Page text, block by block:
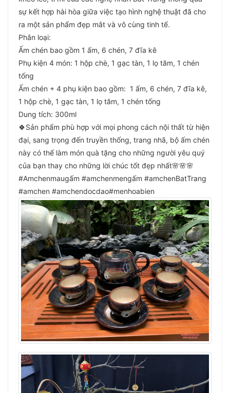
sự kết hợp hài hòa giữa việc tạo hình nghệ thuật đã cho
ra một sản phẩm đẹp mắt và vô cùng tinh tế.
Phân loại:
Ấm chén bao gồm 1 ấm, 6 chén, 7 đĩa kê
Phụ kiện 4 món: 1 hộp chè, 1 gạc tàn, 1 lọ tăm, 1 chén
tống
Ấm chén + 4 phụ kiện bao gồm: 1 ấm, 6 chén, 7 đĩa kê,
1 hộp chè, 1 gạc tàn, 1 lọ tăm, 1 chén tống
Dung tích: 300ml
🍀Sản phẩm phù hợp với mọi phong cách nội thất từ hiện
đại, sang trọng đến truyền thống, trang nhã, bộ ấm chén
này có thể làm món quà tặng cho những người yêu quý
của bạn thay cho những lời chúc tốt đẹp nhất🌸🌸🌸
#Amchenmaugấm #amchenmengấm #amchenBatTrang
#amchen #amchendocdao#menhoabien